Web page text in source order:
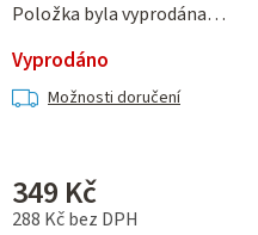
Položka byla vyprodána…
Vyprodáno
Možnosti doručení
349 Kč
288 Kč bez DPH